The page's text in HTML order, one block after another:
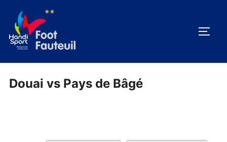
contenu
Douai vs Pays de Bâgé